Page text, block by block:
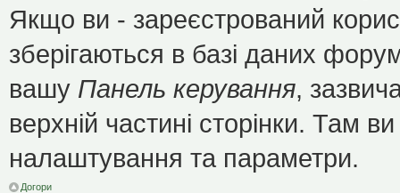
Якщо ви - зареєстрований
зберігаються в базі даних
вашу Панель керування,
верхній частині сторінки. Там
налаштування та параметри.
Догори